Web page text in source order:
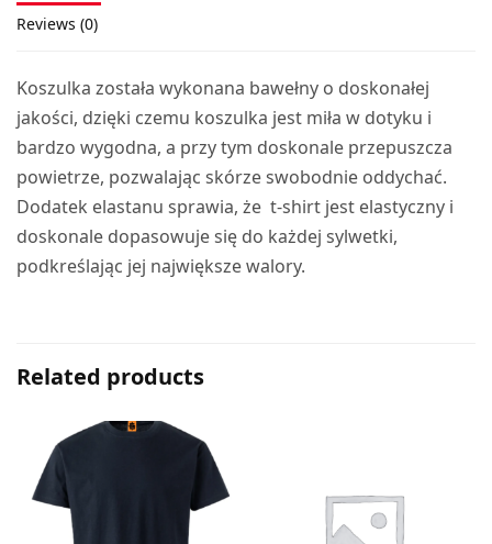
Reviews (0)
Koszulka została wykonana bawełny o doskonałej
jakości, dzięki czemu koszulka jest miła w dotyku i
bardzo wygodna, a przy tym doskonale przepuszcza
powietrze, pozwalając skórze swobodnie oddychać.
Dodatek elastanu sprawia, że t-shirt jest elastyczny i
doskonale dopasowuje się do każdej sylwetki,
podkreślając jej największe walory.
Related products